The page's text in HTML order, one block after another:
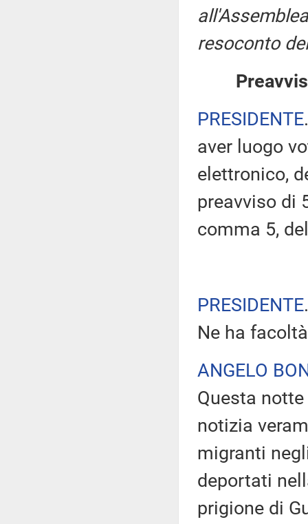
resoconto
PRESIDENTE
aver luogo
elettronico,
preavviso di
comma 5,
PRESIDENTE
Ne ha
ANGELO
Questa notte
notizia
migranti
deportati
prigione di